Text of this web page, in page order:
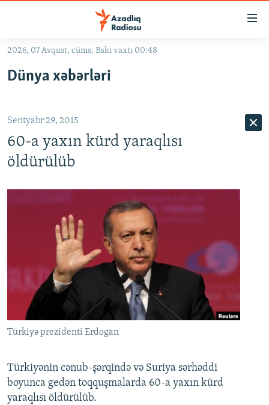
Əsas
qayıt
qayıt
Axtarışa
#İZAHLA
#ƏSLINDƏ
FƏRQƏ BAX
MULTIMEDIA
FOTOQALEREYA
İNFOQRAFIKA
KARIKATURA
RADIO ARXIV
AZƏRBAYCAN ƏDƏBIYYATI KITABXANASI
İSLAM VƏ DEMOKRATIYA
HAQQIMIZDA
MISSIYAMIZ
PEŞƏ ETIKASI VƏ JURNALISTIKA STANDARTLARIMIZ
BIZIMLƏ ƏLAQƏ
XƏBƏR BÜLLETENLƏRIMIZ
BIZI IZLƏ
2026, 07 Avqust, cümə, Bakı vaxtı 00:48
Dünya xəbərləri
Sentyabr 29, 2015
60-a yaxın kürd yaraqlısı
öldürülüb
Türkiyə prezidenti Erdogan
Türkiyənin cənub-şərqində və Suriya sərhəddi
boyunca gedən toqquşmalarda 60-a yaxın kürd
yaraqlısı öldürülüb.